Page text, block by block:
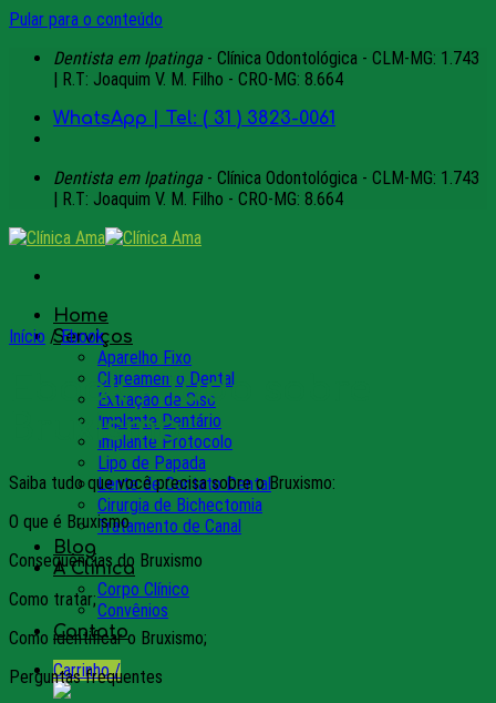
Pular para o conteúdo
Dentista em Ipatinga - Clínica Odontológica - CLM-MG: 1.743
| R.T: Joaquim V. M. Filho - CRO-MG: 8.664
WhatsApp | Tel: ( 31 ) 3823-0061
Dentista em Ipatinga - Clínica Odontológica - CLM-MG: 1.743
| R.T: Joaquim V. M. Filho - CRO-MG: 8.664
Home
Serviços
Aparelho Fixo
Clareamento Dental
Extração de Siso
Implante Dentário
Implante Protocolo
Lipo de Papada
Lente de Contato Dental
Cirurgia de Bichectomia
Tratamento de Canal
Blog
A Clínica
Corpo Clínico
Convênios
Contato
Carrinho /
Início / Ebook
Ebook – Tudo sobre
Bruxismo
Saiba tudo que você precisa sobre o Bruxismo:
O que é Bruxismo
Consequências do Bruxismo
Como tratar;
Como identificar o Bruxismo;
Perguntas frequentes